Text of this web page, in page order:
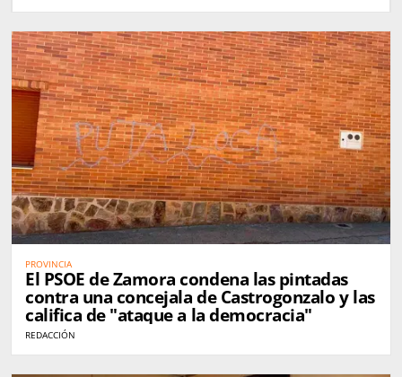
PROVINCIA
El PSOE de Zamora condena las pintadas
contra una concejala de Castrogonzalo y las
califica de "ataque a la democracia"
REDACCIÓN